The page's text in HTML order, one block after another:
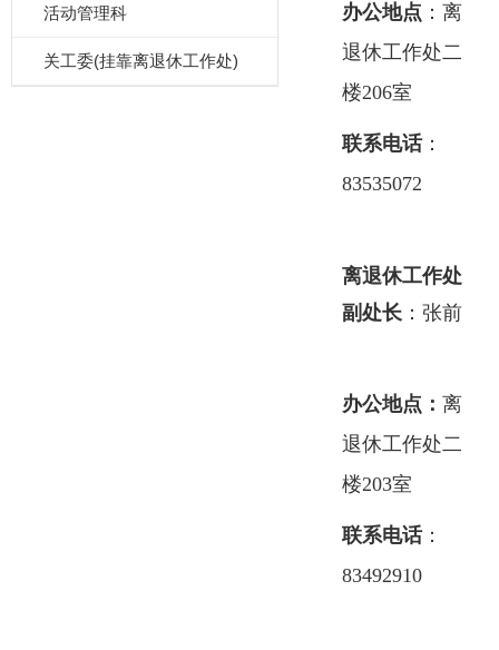
活动管理科
关工委(挂靠离退休工作处)
办公地点 ：离
退休工作处二
楼206室
联系电话：
83535072
离退休工作处
副处长 ：张前
办公地点： 离
退休工作处二
楼203室
联系电话：
83492910